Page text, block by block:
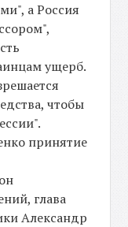
а Россия
ущерб.
чтобы
принятие
глава
Александр